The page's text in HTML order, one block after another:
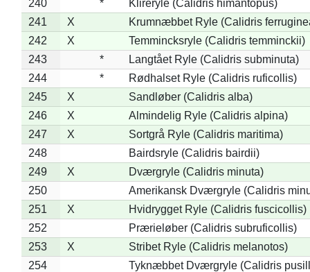
240
*
Klireryle (Calidris himantopus)
241
X
Krumnæbbet Ryle (Calidris
242
X
Temmincksryle (Calidris temminckii)
243
*
Langtået Ryle (Calidris subminuta)
244
*
Rødhalset Ryle (Calidris ruficollis)
245
X
Sandløber (Calidris alba)
246
X
Almindelig Ryle (Calidris alpina)
247
X
Sortgrå Ryle (Calidris maritima)
248
Bairdsryle (Calidris bairdii)
249
X
Dværgryle (Calidris minuta)
250
Amerikansk Dværgryle (Calidris
251
X
Hvidrygget Ryle (Calidris fuscicollis)
252
Prærieløber (Calidris subruficollis)
253
X
Stribet Ryle (Calidris melanotos)
254
Tyknæbbet Dværgryle (Calidris